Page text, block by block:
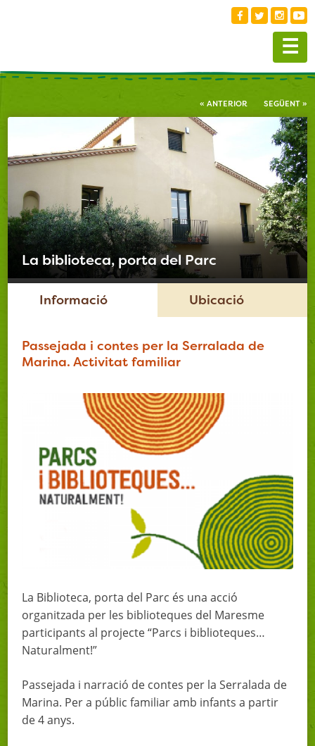
☰
« ANTERIOR SEGÜENT »
La biblioteca, porta del Parc
Informació Ubicació
Passejada i contes per la Serralada de
Marina. Activitat familiar
La Biblioteca, porta del Parc és una acció
organitzada per les biblioteques del Maresme
participants al projecte “Parcs i biblioteques…
Naturalment!”
Passejada i narració de contes per la Serralada de
Marina. Per a públic familiar amb infants a partir
de 4 anys.